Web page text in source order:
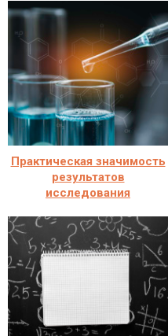
Практическая значимость
результатов
исследования